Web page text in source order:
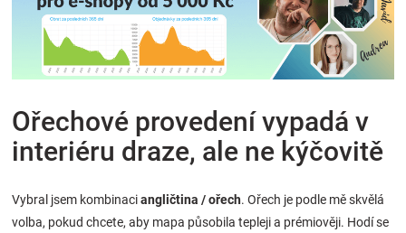
Ořechové provedení vypadá v
interiéru draze, ale ne kýčovitě
Vybral jsem kombinaciangličtina / ořech. Ořech je podle mě skvělá
volba, pokud chcete, aby mapa působila tepleji a prémiověji. Hodí se